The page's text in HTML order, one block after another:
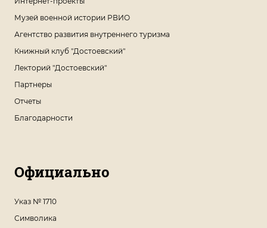
Музей военной истории РВИО
Агентство развития внутреннего туризма
Книжный клуб "Достоевский"
Лекторий "Достоевский"
Партнеры
Отчеты
Благодарности
Официально
Указ № 1710
Символика